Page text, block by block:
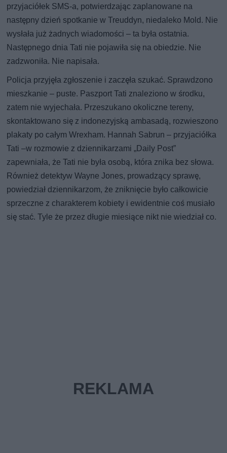
przyjaciółek SMS-a, potwierdzając zaplanowane na
następny dzień spotkanie w Treuddyn, niedaleko Mold. Nie
wysłała już żadnych wiadomości – ta była ostatnia.
Następnego dnia Tati nie pojawiła się na obiedzie. Nie
zadzwoniła. Nie napisała.
Policja przyjęła zgłoszenie i zaczęła szukać. Sprawdzono
mieszkanie – puste. Paszport Tati znaleziono w środku,
zatem nie wyjechała. Przeszukano okoliczne tereny,
skontaktowano się z indonezyjską ambasadą, rozwieszono
plakaty po całym Wrexham. Hannah Sabrun – przyjaciółka
Tati –w rozmowie z dziennikarzami „Daily Post”
zapewniała, że Tati nie była osobą, która znika bez słowa.
Również detektyw Wayne Jones, prowadzący sprawę,
powiedział dziennikarzom, że zniknięcie było całkowicie
sprzeczne z charakterem kobiety i ewidentnie coś musiało
się stać. Tyle że przez długie miesiące nikt nie wiedział co.